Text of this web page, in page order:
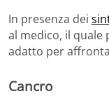
In presenza dei
al medico, il quale
adatto per
Cancro